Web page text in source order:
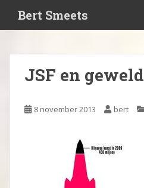
i
Bert Smeets
JSF en geweld
8 november 2013 bert